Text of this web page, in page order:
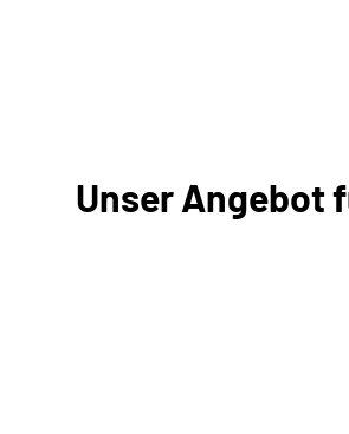
Unser Angebot